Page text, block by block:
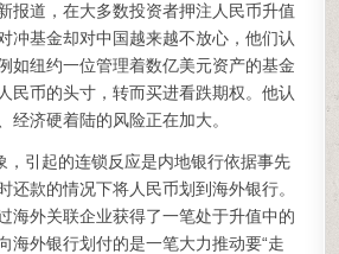
报道，在大多数投资者押注人民币升值
冲基金却对中国越来越不放心，他们认
如纽约一位管理着数亿美元资产的基金
民币的头寸，转而买进看跌期权。他认
经济硬着陆的风险正在加大。
，引起的连锁反应是内地银行依据事先
还款的情况下将人民币划到海外银行。
海外关联企业获得了一笔处于升值中的
海外银行划付的是一笔大力推动要“走